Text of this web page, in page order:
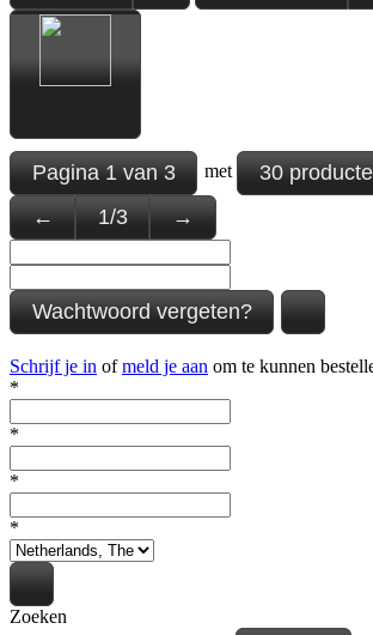
Pagina1van3 met
30
←
1/3 →
Wachtwoord vergeten?
Schrijf je in ofmeld je aan om te kunnen
*
*
*
*
Zoeken